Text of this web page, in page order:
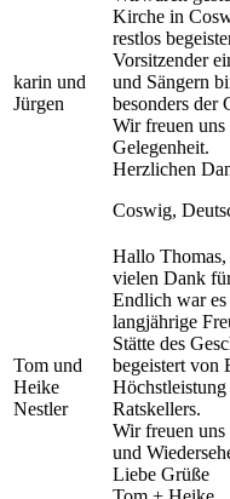
karin und
Jürgen
Kirche in
restlos
Vorsitzender
und Sängern
besonders der
Wir freuen uns
Gelegenheit.
Herzlichen
Coswig,
Tom und
Heike
Nestler
Hallo Thomas,
vielen Dank
Endlich war
langjährige
Stätte des
begeistert von
Ratskellers.
Wir freuen
und
Liebe Grüße